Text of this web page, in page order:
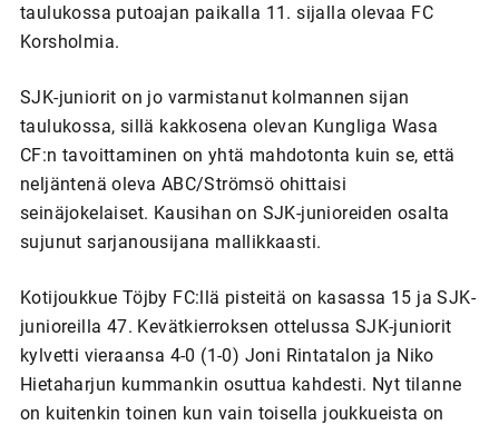
taulukossa putoajan paikalla 11. sijalla olevaa FC
Korsholmia.
SJK-juniorit on jo varmistanut kolmannen sijan
taulukossa, sillä kakkosena olevan Kungliga Wasa
CF:n tavoittaminen on yhtä mahdotonta kuin se, että
neljäntenä oleva ABC/Strömsö ohittaisi
seinäjokelaiset. Kausihan on SJK-junioreiden osalta
sujunut sarjanousijana mallikkaasti.
Kotijoukkue Töjby FC:llä pisteitä on kasassa 15 ja SJK-
junioreilla 47. Kevätkierroksen ottelussa SJK-juniorit
kylvetti vieraansa 4-0 (1-0) Joni Rintatalon ja Niko
Hietaharjun kummankin osuttua kahdesti. Nyt tilanne
on kuitenkin toinen kun vain toisella joukkueista on